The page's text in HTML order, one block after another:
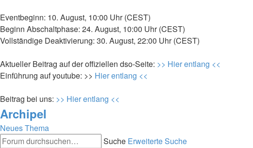
Eventbeginn: 10. August, 10:00 Uhr (CEST)
Beginn Abschaltphase: 24. August, 10:00 Uhr (CEST)
Vollständige Deaktivierung: 30. August, 22:00 Uhr (CEST)
Aktueller Beitrag auf der offiziellen dso-Seite: >> Hier entlang <<
Einführung auf youtube: >> Hier entlang <<
Beitrag bei uns: >> Hier entlang <<
Archipel
Neues Thema
Suche Erweiterte Suche